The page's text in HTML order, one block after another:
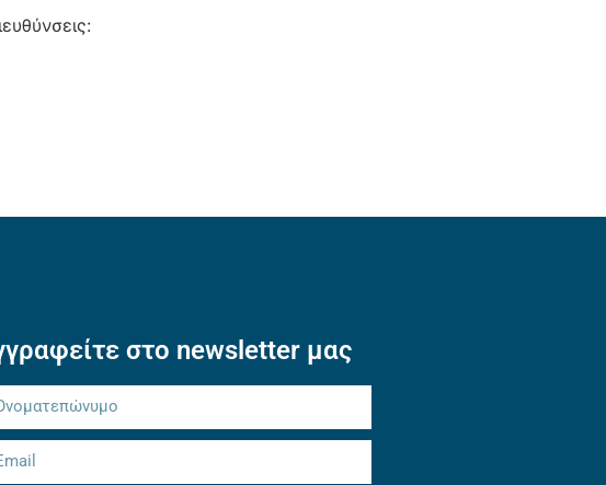
στο newsletter μας